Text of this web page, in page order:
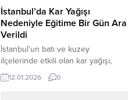
gönlümüzü de açık tuttuk. 3 geçici
barınma merkezimizde şu anda
500 depremzede vatandaşımızı
misafir ediyoruz. Bugüne kadar
bin...
İstanbul’da Kar Yağışı
Nedeniyle Eğitime Bir Gün Ara
Verildi
İstanbul’un batı ve kuzey
ilçelerinde etkili olan kar yağışı,
kent genelinde eğitime bir gün
süreyle ara verilmesine neden
12.01.2026 0